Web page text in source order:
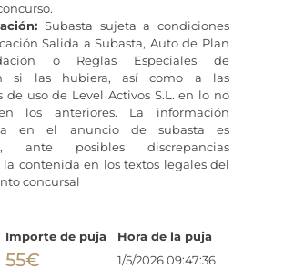
Subasta sujeta a condiciones
Salida a Subasta, Auto de Plan
o Reglas Especiales de
si las hubiera, así como a las
de uso de Level Activos S.L. en lo no
los anteriores. La información
en el anuncio de subasta es
ante posibles discrepancias
la contenida en los textos legales del
concursal
Importe de puja
Hora de la puja
55€
1/5/2026 09:47:36